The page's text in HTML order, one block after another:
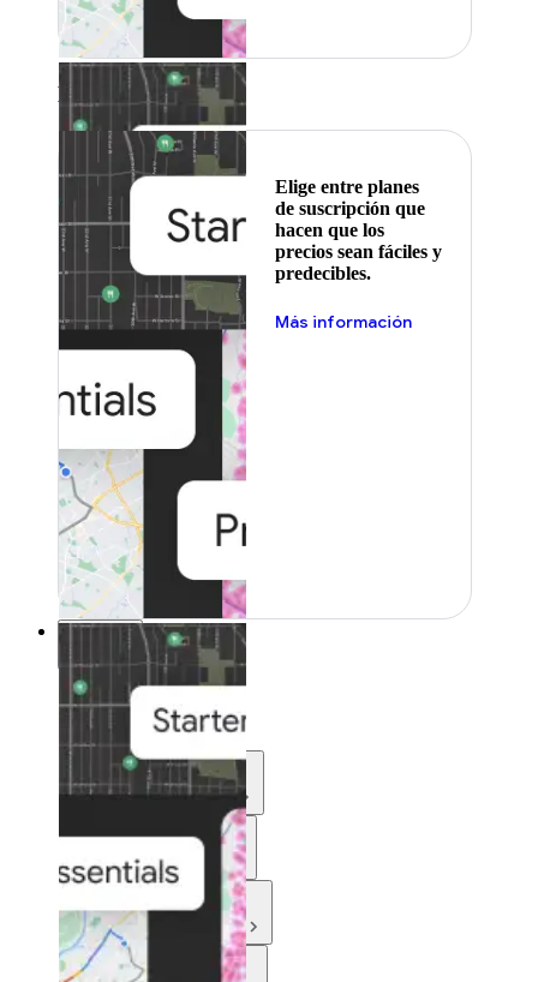
Destacado
Elige entre planes
de suscripción que
hacen que los
precios sean fáciles y
predecibles.
Más información
Recursos
Recursos
Aprender
Comunidad